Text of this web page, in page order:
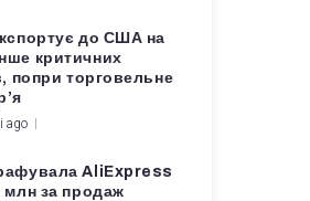
до США на
критичних
попри торговельне
ago
AliExpress
млн за продаж